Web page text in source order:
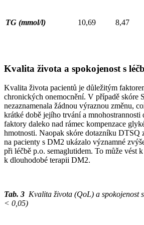
TG (mmol/l) 10,69 8,47
Kvalita života a spokojenost s
Kvalita života pacientů je důležitým
chronických onemocnění. V případě skóre
nezaznamenala žádnou výraznou změnu,
krátké době jejího trvání a
faktory daleko nad rámec kompenzace
hmotnosti. Naopak skóre dotazníku DTSQ
na pacienty s DM2 ukázalo významné
při léčbě p.o. semaglutidem. To může vést
k dlouhodobé terapii DM2.
Tab. 3 Kvalita života (QoL) a
< 0,05)